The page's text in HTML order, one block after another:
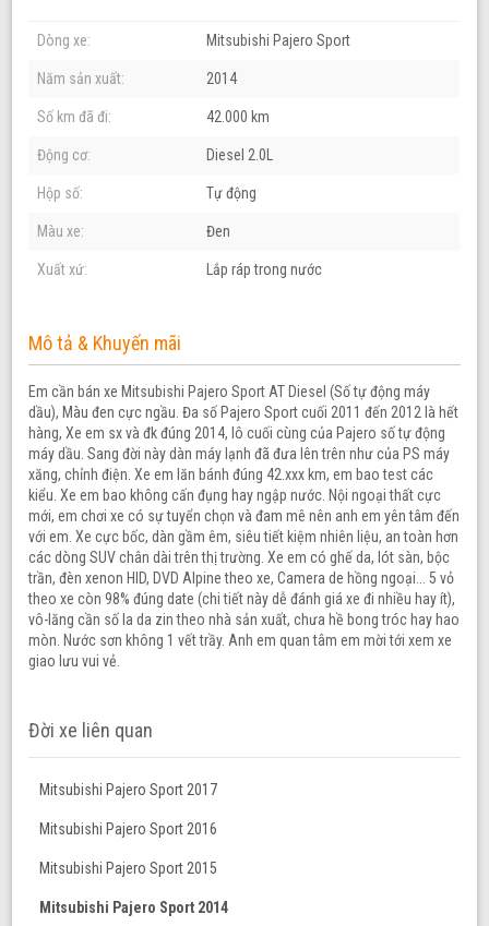
Dòng xe: Mitsubishi Pajero Sport
Năm sản xuất: 2014
Số km đã đi: 42.000 km
Động cơ: Diesel 2.0L
Hộp số: Tự động
Màu xe: Đen
Xuất xứ: Lắp ráp trong nước
Mô tả & Khuyến mãi
Em cần bán xe Mitsubishi Pajero Sport AT Diesel (Số tự động máy
dầu), Màu đen cực ngầu. Đa số Pajero Sport cuối 2011 đến 2012 là hết
hàng, Xe em sx và đk đúng 2014, lô cuối cùng của Pajero số tự động
máy dầu. Sang đời này dàn máy lạnh đã đưa lên trên như của PS máy
xăng, chỉnh điện. Xe em lăn bánh đúng 42.xxx km, em bao test các
kiểu. Xe em bao không cấn đụng hay ngập nước. Nội ngoại thất cực
mới, em chơi xe có sự tuyển chọn và đam mê nên anh em yên tâm đến
với em. Xe cực bốc, dàn gầm êm, siêu tiết kiệm nhiên liệu, an toàn hơn
các dòng SUV chân dài trên thị trường. Xe em có ghế da, lót sàn, bộc
trần, đèn xenon HID, DVD Alpine theo xe, Camera de hồng ngoại... 5 vỏ
theo xe còn 98% đúng date (chi tiết này dễ đánh giá xe đi nhiều hay ít),
vô-lăng cần số la da zin theo nhà sản xuất, chưa hề bong tróc hay hao
mòn. Nước sơn không 1 vết trầy. Anh em quan tâm em mời tới xem xe
giao lưu vui vẻ.
Đời xe liên quan
Mitsubishi Pajero Sport 2017
Mitsubishi Pajero Sport 2016
Mitsubishi Pajero Sport 2015
Mitsubishi Pajero Sport 2014